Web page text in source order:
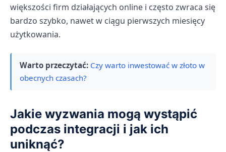
większości firm działających online i często zwraca się
bardzo szybko, nawet w ciągu pierwszych miesięcy
użytkowania.
Warto przeczytać: Czy warto inwestować w złoto w
obecnych czasach?
Jakie wyzwania mogą wystąpić
podczas integracji i jak ich
uniknąć?